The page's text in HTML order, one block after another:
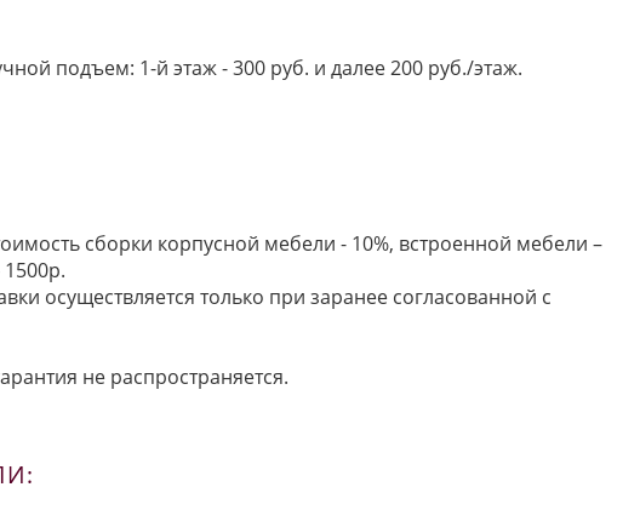
подъем: 1-й этаж - 300 руб. и далее 200 руб./этаж.
сборки корпусной мебели - 10%, встроенной мебели –
осуществляется только при заранее согласованной с
не распространяется.